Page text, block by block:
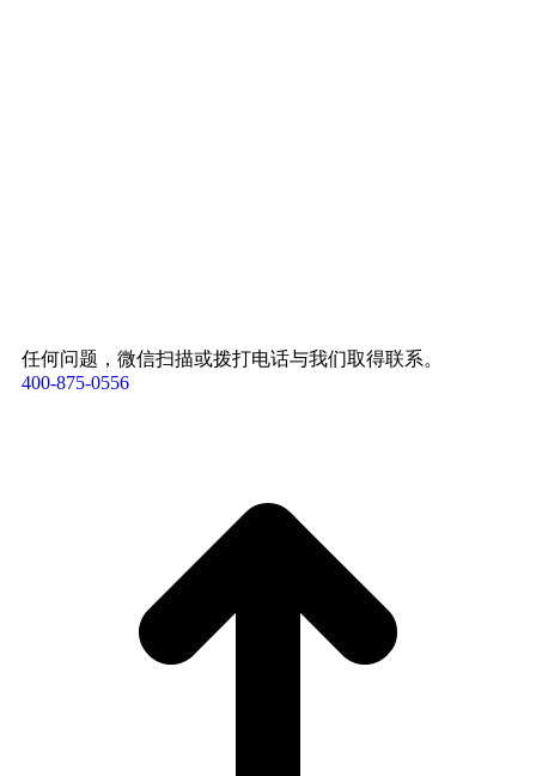
任何问题，微信扫描或拨打电话与我们取得联系。
400-875-0556​